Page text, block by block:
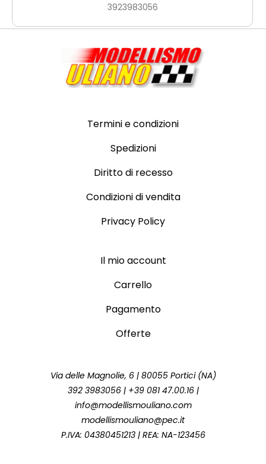
3923983056
Termini e condizioni
Spedizioni
Diritto di recesso
Condizioni di vendita
Privacy Policy
Il mio account
Carrello
Pagamento
Offerte
Via delle Magnolie, 6 | 80055 Portici (NA)
392 3983056 | +39 081 47.00.16 |
info@modellismouliano.com
modellismouliano@pec.it
P.IVA: 04380451213 | REA: NA-123456